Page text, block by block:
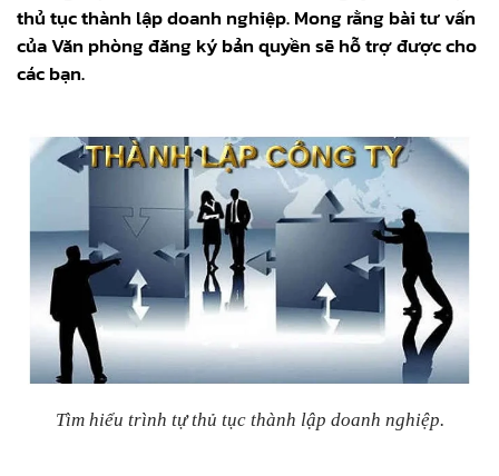
thủ tục thành lập doanh nghiệp. Mong rằng bài tư vấn
của Văn phòng đăng ký bản quyền sẽ hỗ trợ được cho
các bạn.
Tìm hiểu trình tự thủ tục thành lập doanh nghiệp.